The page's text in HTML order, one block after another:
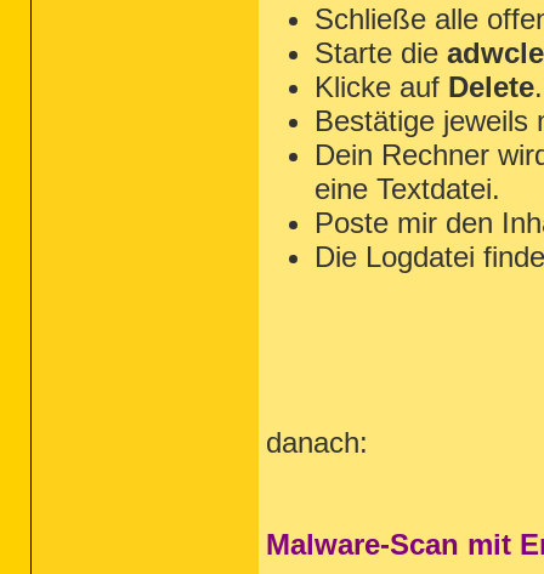
Schließe alle
Starte die
Klicke auf Delete.
Bestätige jeweils
Dein Rechner
eine Textdatei.
Poste mir den
Die Logdatei
danach:
Malware-Scan mit